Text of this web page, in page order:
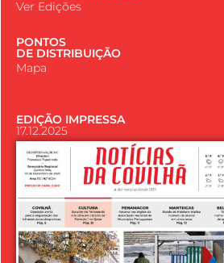
Ver Edições
PONTOS
DE DISTRIBUIÇÃO
Mapa
EDIÇÃO IMPRESSA
17.12.2025